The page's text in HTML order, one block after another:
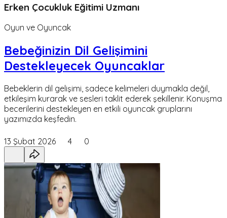
Erken Çocukluk Eğitimi Uzmanı
Oyun ve Oyuncak
Bebeğinizin Dil Gelişimini
Destekleyecek Oyuncaklar
Bebeklerin dil gelişimi, sadece kelimeleri duymakla değil,
etkileşim kurarak ve sesleri taklit ederek şekillenir. Konuşma
becerilerini destekleyen en etkili oyuncak gruplarını
yazımızda keşfedin.
13 Şubat 2026 4 0